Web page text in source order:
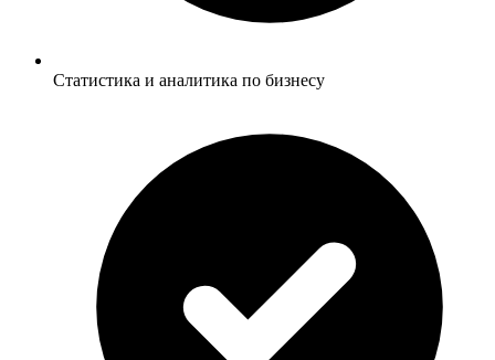
Статистика и аналитика по бизнесу